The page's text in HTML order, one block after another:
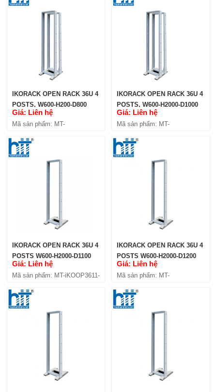
IKORACK OPEN RACK 27U 4
IKORACK OPEN RACK 27U 4
IKORACK OPEN RACK 27U 4
IKORACK OPEN RACK 36U 4
POSTS, W600-H200-D800
(IKOOP3608-4P)
Giá: Liên hệ
Mã sản phẩm: MT-
IKORACK OPEN RACK 36U 4
POSTS, W600-H2000-D1000
(IKOOP3610-4P)
Giá: Liên hệ
Mã sản phẩm: MT-
IKORACK OPEN RACK 36U 4
POSTS W600-H2000-D1100
(IKOOP3611-4P)
Giá: Liên hệ
Mã sản phẩm: MT-iKOOP3611-
IKORACK OPEN RACK 36U 4
POSTS W600-H2000-D1200
(IKOOP3612-4P)
Giá: Liên hệ
Mã sản phẩm: MT-